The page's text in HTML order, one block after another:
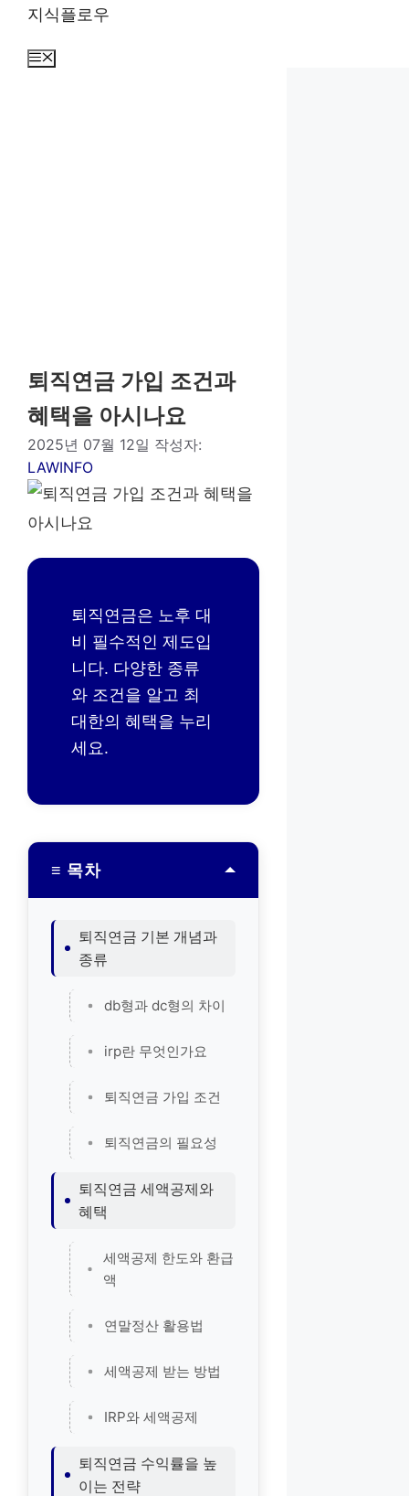
지식플로우
메
퇴직연금 가입 조건과
혜택을 아시나요
2025년 07월 12일 작성자:
LAWINFO
퇴직연금은 노후 대
비 필수적인 제도입
니다. 다양한 종류
와 조건을 알고 최
대한의 혜택을 누리
세요.
≡ 목차
퇴직연금 기본 개념과
종류
db형과 dc형의 차이
irp란 무엇인가요
퇴직연금 가입 조건
퇴직연금의 필요성
퇴직연금 세액공제와
혜택
세액공제 한도와 환급
액
연말정산 활용법
세액공제 받는 방법
IRP와 세액공제
퇴직연금 수익률을 높
이는 전략